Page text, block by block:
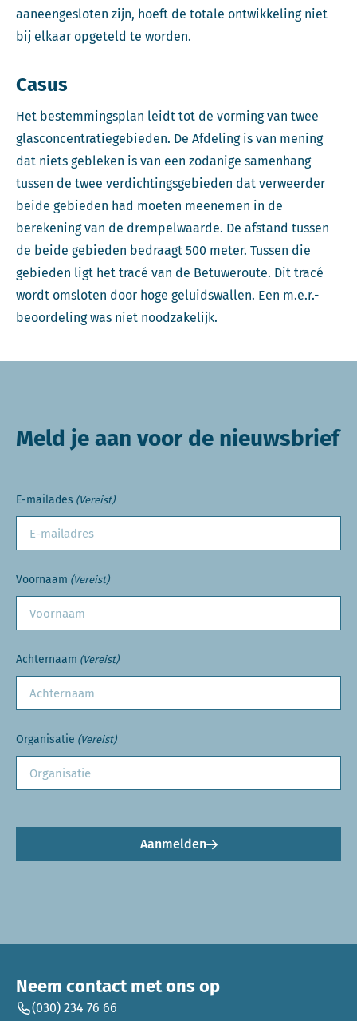
aaneengesloten zijn, hoeft de totale ontwikkeling niet
bij elkaar opgeteld te worden.
Casus
Het bestemmingsplan leidt tot de vorming van twee
glasconcentratiegebieden. De Afdeling is van mening
dat niets gebleken is van een zodanige samenhang
tussen de twee verdichtingsgebieden dat verweerder
beide gebieden had moeten meenemen in de
berekening van de drempelwaarde. De afstand tussen
de beide gebieden bedraagt 500 meter. Tussen die
gebieden ligt het tracé van de Betuweroute. Dit tracé
wordt omsloten door hoge geluidswallen. Een m.e.r.-
beoordeling was niet noodzakelijk.
Meld je aan voor de nieuwsbrief
E-mailades (Vereist)
Voornaam (Vereist)
Achternaam (Vereist)
Organisatie (Vereist)
Aanmelden
Neem contact met ons op
(030) 234 76 66